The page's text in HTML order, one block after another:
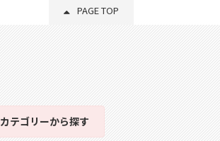
PAGE TOP
カテゴリーから探す